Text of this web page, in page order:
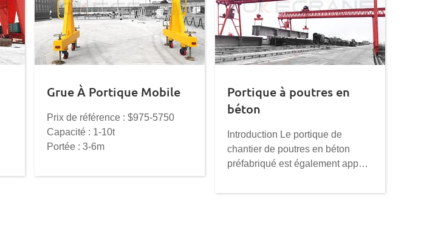
Grue À Portique Mobile
Prix de référence : $975-5750
Capacité : 1-10t
Portée : 3-6m
Portique à poutres en
béton
Introduction Le portique de
chantier de poutres en béton
préfabriqué est également appelé
levage spécial pour les poutres